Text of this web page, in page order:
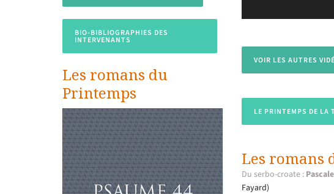
BIO-BIBLIOGRAPHIES DES
INTERVENANTS
Les romans du
Printemps
VOIR LES AUTRES
LE PRINTEMPS DE LA
Les romans
Du serbo-croate :
Fayard)